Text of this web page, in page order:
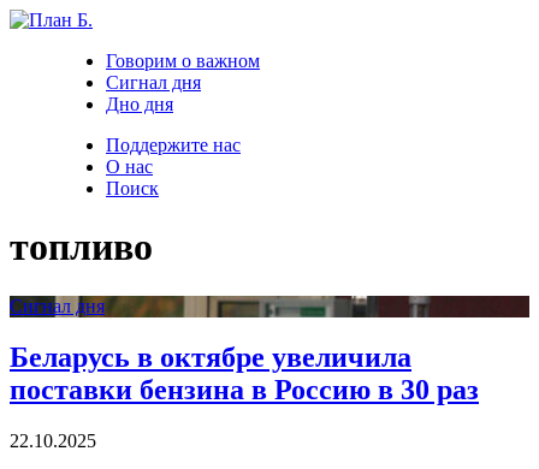
Говорим о важном
Сигнал дня
Дно дня
Поддержите нас
О нас
Поиск
топливо
Сигнал дня
Беларусь в октябре увеличила
поставки бензина в Россию в 30 раз
22.10.2025